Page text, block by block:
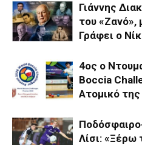
Γιάννης
του «Ζανό»,
Γράφει ο
4ος ο
Boccia
Ατομικό
Λίσι: «Ξέρω